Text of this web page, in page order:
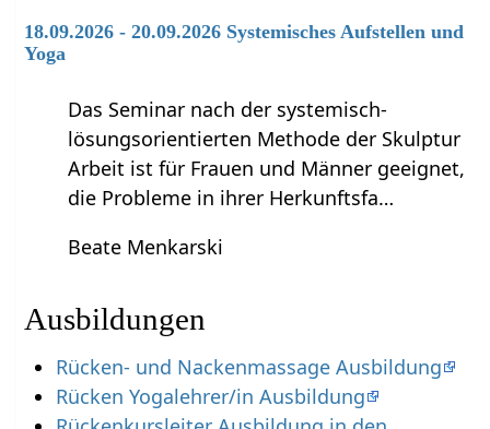
18.09.2026 - 20.09.2026 Systemisches Aufstellen und
Yoga
Das Seminar nach der systemisch-
lösungsorientierten Methode der Skulptur
Arbeit ist für Frauen und Männer geeignet,
die Probleme in ihrer Herkunftsfa…
Beate Menkarski
Ausbildungen
Rücken- und Nackenmassage Ausbildung
Rücken Yogalehrer/in Ausbildung